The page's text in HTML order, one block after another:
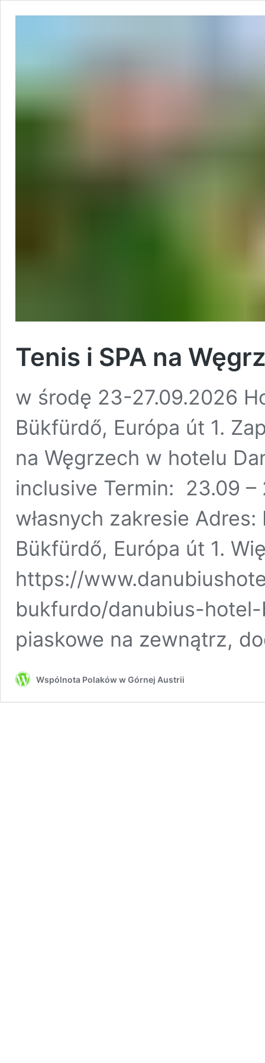
Tenis i SPA na
w środę 23-27.09.2026
Bükfürdő, Európa út 1.
na Węgrzech w hotelu
inclusive Termin: 23.09 –
własnych zakresie
Bükfürdő, Európa út 1.
https://
bukfurdo/danubius-
piaskowe na zewnątrz,
Wspólnota Polaków w Górnej Austrii